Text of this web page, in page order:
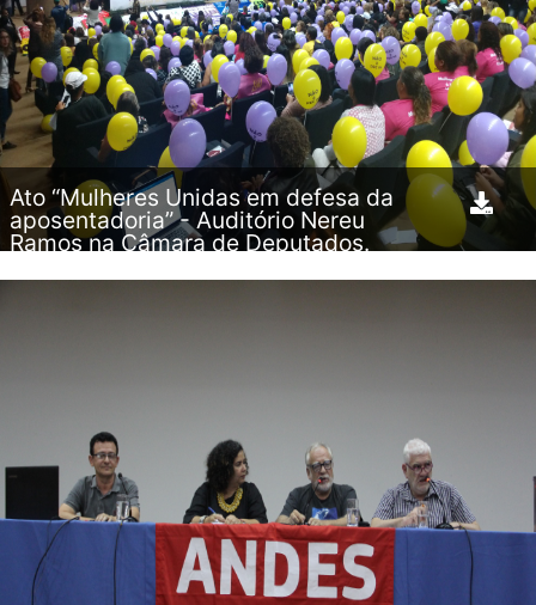
Ato “Mulheres Unidas em defesa da
aposentadoria” - Auditório Nereu
Ramos na Câmara de Deputados.